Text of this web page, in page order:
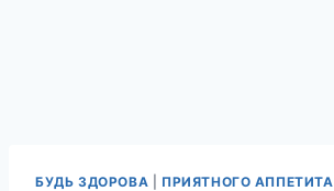
БУДЬ ЗДОРОВА ПРИЯТНОГО АППЕТИТА